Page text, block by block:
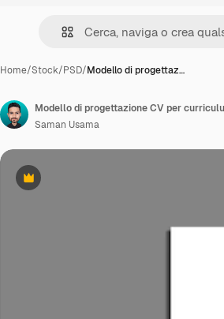
Home/Stock/PSD/Modello di progettaz…
Premium
Modello di progettazione CV per
Saman Usama